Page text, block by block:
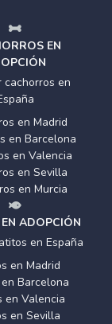
EN
cachorros en
en Madrid
en Barcelona
en Valencia
en Sevilla
en Murcia
ADOPCIÓN
en España
en Madrid
Barcelona
en Valencia
en Sevilla